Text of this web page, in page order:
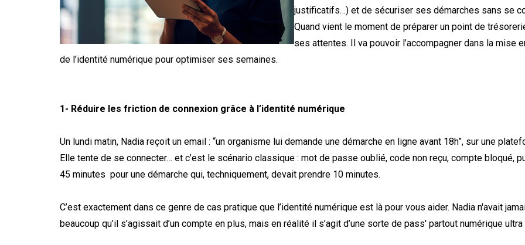
justificatifs…) et de sécuriser ses démarches sans se
Quand vient le moment de préparer un point de
ses attentes. Il va pouvoir l’accompagner dans la mise
de l’identité numérique pour optimiser ses semaines.
1- Réduire les friction de connexion grâce à l’identité numérique
Un lundi matin, Nadia reçoit un email : “un organisme lui demande une démarche en ligne avant 18h”, sur une
Elle tente de se connecter… et c’est le scénario classique : mot de passe oublié, code non reçu, compte bloqué,
45 minutes pour une démarche qui, techniquement, devait prendre 10 minutes.
C’est exactement dans ce genre de cas pratique que l’identité numérique est là pour vous aider. Nadia n'avait
beaucoup qu’il s’agissait d’un compte en plus, mais en réalité il s’agit d’une sorte de pass' partout numérique